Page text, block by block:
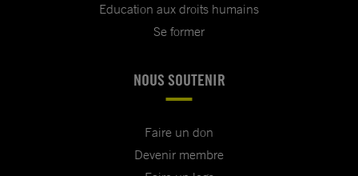
Education aux droits humains
Se former
NOUS SOUTENIR
Faire un don
Devenir membre